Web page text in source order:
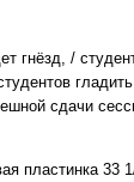
гнёзд, /
сдачи
пластинка